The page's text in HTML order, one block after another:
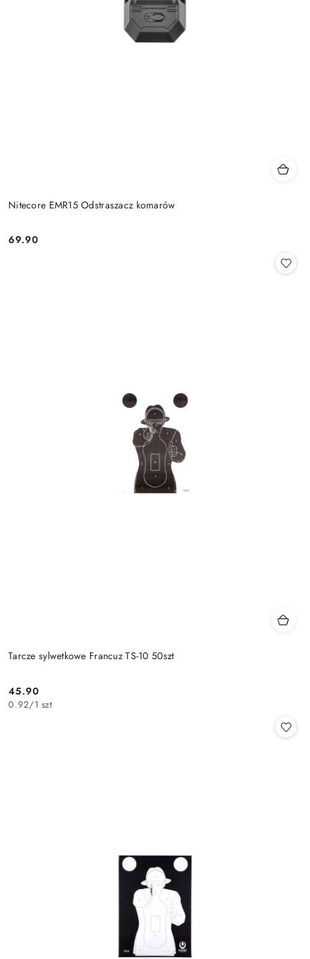
Nitecore EMR15 Odstraszacz komarów
Cena:
69.90
Tarcze sylwetkowe Francuz TS-10 50szt
Cena:
45.90
0.92/1 szt